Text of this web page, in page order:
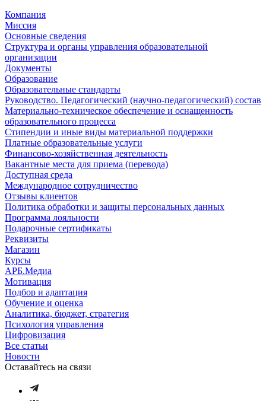
Компания
Миссия
Основные сведения
Структура и органы управления образовательной
организации
Документы
Образование
Образовательные стандарты
Руководство. Педагогический (научно-педагогический) состав
Материально-техническое обеспечение и оснащенность
образовательного процесса
Стипендии и иные виды материальной поддержки
Платные образовательные услуги
Финансово-хозяйственная деятельность
Вакантные места для приема (перевода)
Доступная среда
Международное сотрудничество
Отзывы клиентов
Политика обработки и защиты персональных данных
Программа лояльности
Подарочные сертификаты
Реквизиты
Магазин
Курсы
АРБ.Медиа
Мотивация
Подбор и адаптация
Обучение и оценка
Аналитика, бюджет, стратегия
Психология управления
Цифровизация
Все статьи
Новости
Оставайтесь на связи